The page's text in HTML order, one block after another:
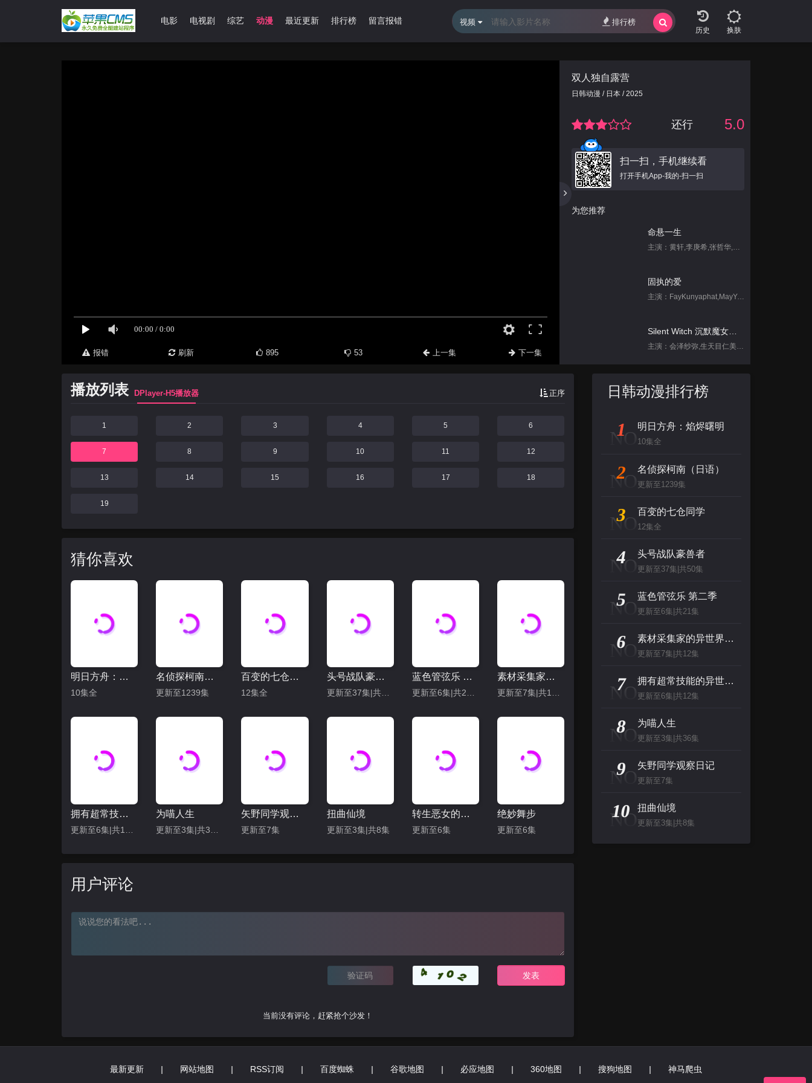
首页 电影 电视剧 综艺 动漫 最近更新 排行榜 留言报错
换肤
视频 排行榜
报错 刷新 895 53 上一集 下一集
双人独自露营
日韩动漫 / 日本 / 2025
还行 5.0
扫一扫，手机继续看
打开手机App-我的-扫一扫
为您推荐
命悬一生
主演：黄轩,李庚希,张哲华,白宇帆,尹昉,姜珮瑶
固执的爱
主演：FayKunyaphat,MayYada
主演：会泽纱弥,生天目仁美,诹访部顺一,坂田将吾,中岛良
主演：不齐男团
刀尖舞者
主演：赵菲,储小蕾
凡人修仙传
背后
主演：高山南,山崎和佳奈,神谷明,小山力也,林原惠
看看你有多爱我
播放列表 DPlayer-H5播放器 正序
1 2 3 4 5 6
7 8 9 10 11 12
13 14 15 16 17 18
19
猜你喜欢
明日方舟：焰烬曙明
10集全
名侦探柯南（日语）
更新至1239集
百变的七仓同学
12集全
头号战队豪兽者
更新至37集|共50集
蓝色管弦乐 第二季 素材采集家的异世界旅行记
拥有超常技能的异世界流浪美食家 第二季 为喵人生 矢野同学观察日记
更新至7集
扭曲仙境
更新至3集|共8集
转生恶女的黑历史
更新至6集
绝妙舞步
更新至6集
用户评论
当前没有评论，赶紧抢个沙发！
日韩动漫排行榜
NO
1 明日方舟：焰烬曙明
10集全
NO
2 名侦探柯南（日语）
更新至1239集
NO
3 百变的七仓同学
12集全
NO
4 头号战队豪兽者
更新至37集|共50集
NO
5 蓝色管弦乐 第二季
更新至6集|共21集
NO
6 素材采集家的异世界旅行记
更新至7集|共12集
NO
7 拥有超常技能的异世界流浪美食家 第二季
更新至6集|共12集
NO
8 为喵人生
更新至3集|共36集
NO
9 矢野同学观察日记
更新至7集
NO
10 扭曲仙境
更新至3集|共8集
最新更新 | 网站地图 | RSS订阅 | 百度蜘蛛 | 谷歌地图 | 必应地图 | 360地图 | 搜狗地图 | 神马爬虫